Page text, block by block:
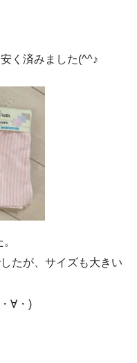
く済みました(^^♪
たが、サイズも大きい
∀・)